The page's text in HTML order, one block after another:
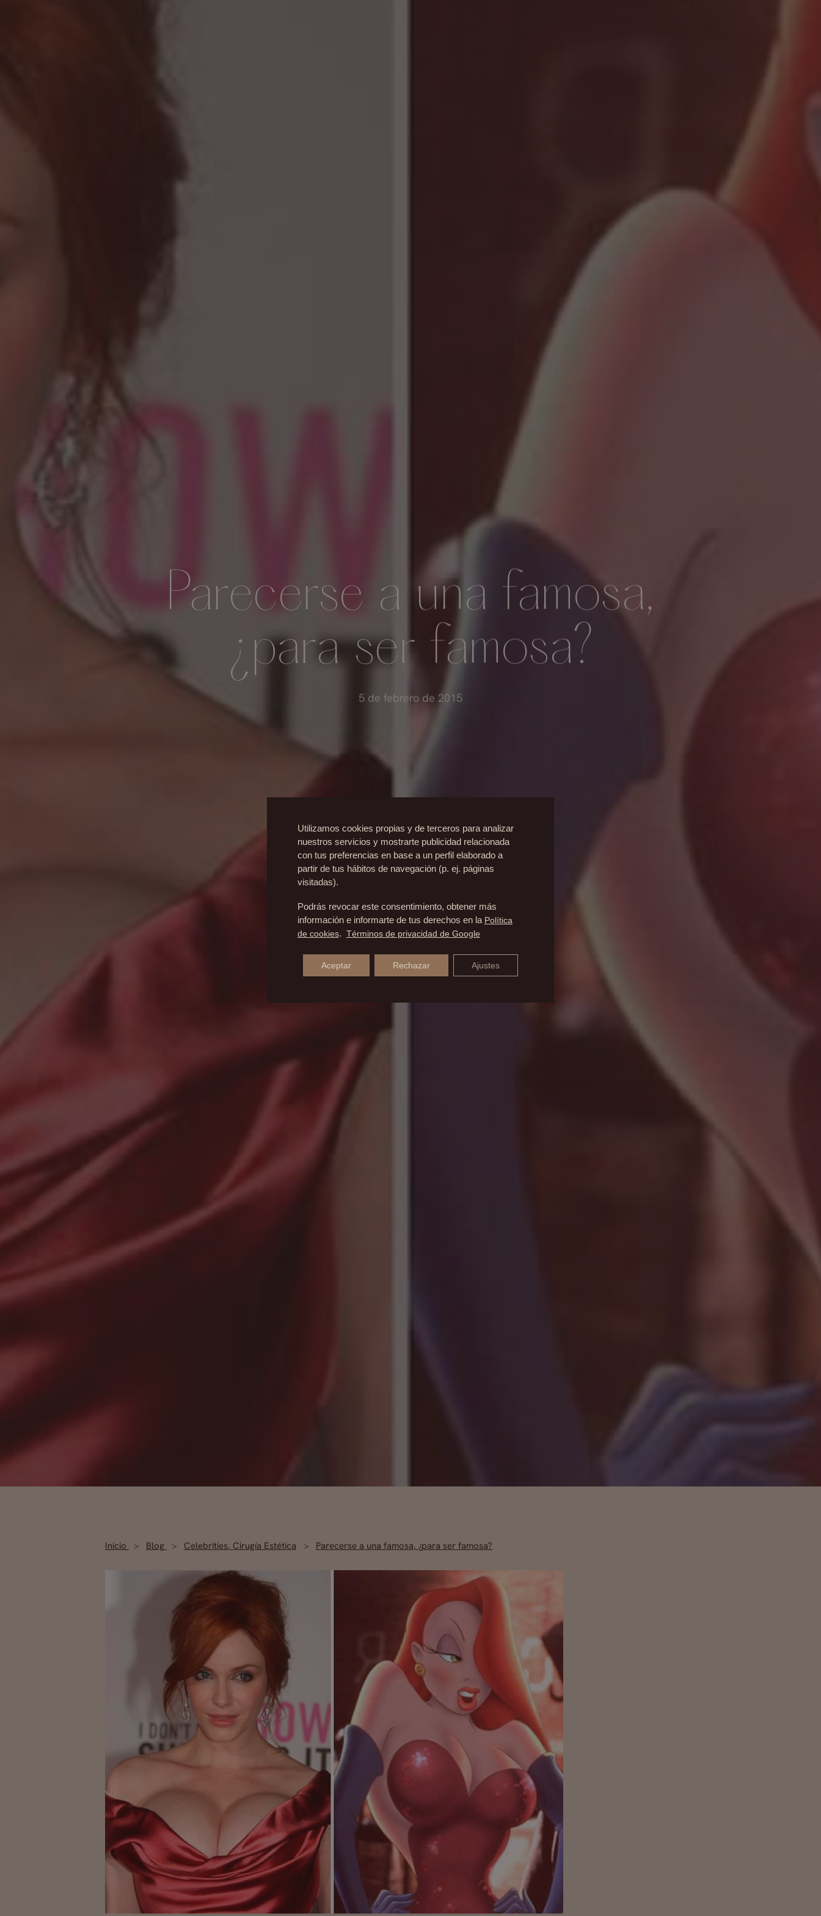
Parecerse a una famosa,
¿para ser famosa?
5 de febrero de 2015
Inicio Blog Celebrities, Cirugía Estética Parecerse a una famosa, ¿para ser famosa?
Utilizamos cookies propias y de terceros para analizar
nuestros servicios y mostrarte publicidad relacionada
con tus preferencias en base a un perfil elaborado a
partir de tus hábitos de navegación (p. ej. páginas
visitadas).
Podrás revocar este consentimiento, obtener más
información e informarte de tus derechos en la Política
de cookies. Términos de privacidad de Google
Aceptar Rechazar Ajustes